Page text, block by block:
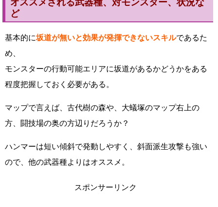
オススメされる武器種、対モンスター、状況な
ど
基本的に坂道が無いと効果が発揮できないスキルであるた
め、
モンスターの行動可能エリアに坂道があるかどうかをある
程度把握しておく必要がある。
マップで言えば、古代樹の森や、大蟻塚のマップ右上の
方、闘技場の奥の方辺りだろうか？
ハンマーは短い傾斜で発動しやすく、斜面派生攻撃も強い
ので、他の武器種よりはオススメ。
スポンサーリンク